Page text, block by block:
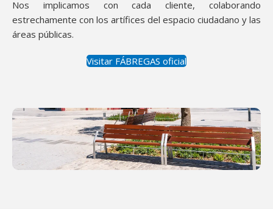
Nos implicamos con cada cliente, colaborando
estrechamente con los artífices del espacio ciudadano y las
áreas públicas.
Visitar FÁBREGAS oficial